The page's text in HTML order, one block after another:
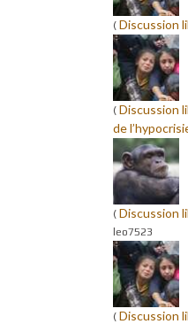
( Discussion
( Discussion
de
( Discussion
leo7523
( Discussion